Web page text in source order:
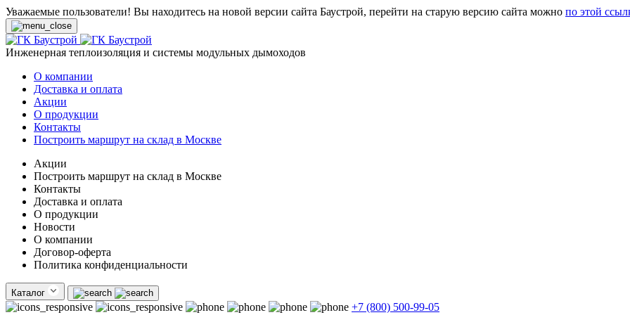
Уважаемые пользователи! Вы находитесь на новой версии сайта Баустрой, перейти на старую версию сайта можно по этой
Инженерная теплоизоляция и системы модульных дымоходов
О компании
Доставка и оплата
Акции
О продукции
Контакты
Построить маршрут на склад в Москве
Акции
Построить маршрут на склад в Москве
Контакты
Доставка и оплата
О продукции
Новости
О компании
Договор-оферта
Политика конфиденциальности
Каталог
+7 (800) 500-99-05